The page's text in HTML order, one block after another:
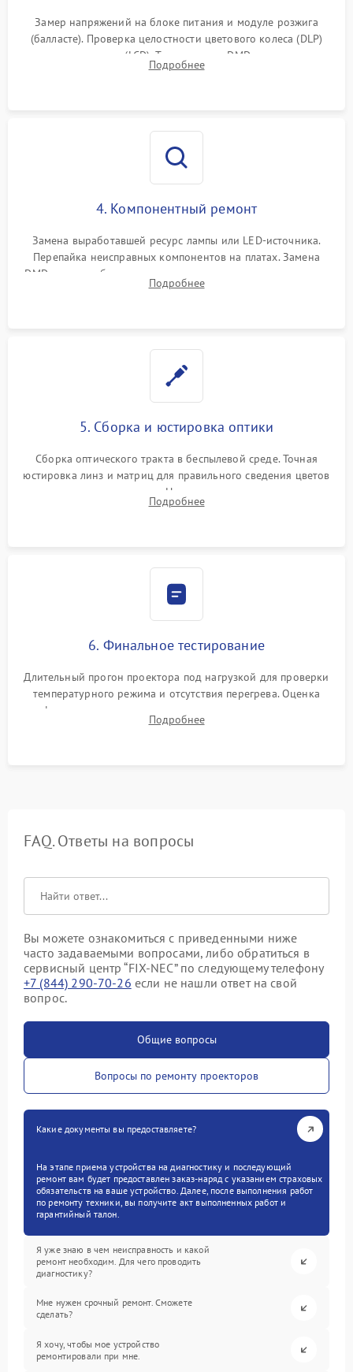
Замер напряжений на блоке питания и модуле розжига
(балласте). Проверка целостности цветового колеса (DLP)
или поляризаторов (LCD). Тестирование DMD-чипа, датчиков
температуры и оптопар с помощью мультиметра и
Подробнее
4. Компонентный ремонт
Замена выработавшей ресурс лампы или LED-источника.
Перепайка неисправных компонентов на платах. Замена
DMD-чипа при битых пикселях, установка нового цветового
колеса или восстановление сгоревших поляризационных
Подробнее
5. Сборка и юстировка оптики
Сборка оптического тракта в беспылевой среде. Точная
юстировка линз и матриц для правильного сведения цветов
и устранения размытия. Надежное подключение всех
шлейфов, установка датчиков и закрытие корпуса
Подробнее
6. Финальное тестирование
Длительный прогон проектора под нагрузкой для проверки
температурного режима и отсутствия перегрева. Оценка
фокуса, контрастности и цветопередачи на тестовых
таблицах. Проверка работы всех видеовходов и кнопок
Подробнее
FAQ. Ответы на вопросы
Вы можете ознакомиться с приведенными ниже
часто задаваемыми вопросами, либо обратиться в
сервисный центр “FIX-NEC” по следующему телефону
+7 (844) 290-70-26 если не нашли ответ на свой
вопрос.
Общие вопросы
Вопросы по ремонту проекторов
Какие документы вы предоставляете?
На этапе приема устройства на диагностику и последующий
ремонт вам будет предоставлен заказ-наряд с указанием страховых
обязательств на ваше устройство. Далее, после выполнения работ
по ремонту техники, вы получите акт выполненных работ и
гарантийный талон.
Я уже знаю в чем неисправность и какой
ремонт необходим. Для чего проводить
диагностику?
Мне нужен срочный ремонт. Сможете
сделать?
Я хочу, чтобы мое устройство
ремонтировали при мне.